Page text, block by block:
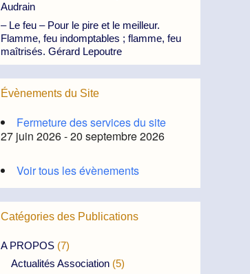
Audrain
– Le feu – Pour le pire et le meilleur.
Flamme, feu indomptables ; flamme, feu
maîtrisés. Gérard Lepoutre
Évènements du Site
Fermeture des services du site
27 juin 2026 - 20 septembre 2026
Voir tous les évènements
Catégories des Publications
A PROPOS (7)
Actualités Association (5)